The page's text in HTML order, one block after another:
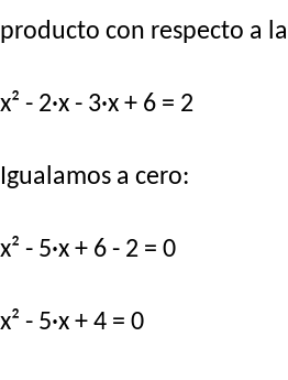
producto con respecto a
x² - 2·x - 3·x + 6 = 2
Igualamos a cero:
x² - 5·x + 6 - 2 = 0
x² - 5·x + 4 = 0